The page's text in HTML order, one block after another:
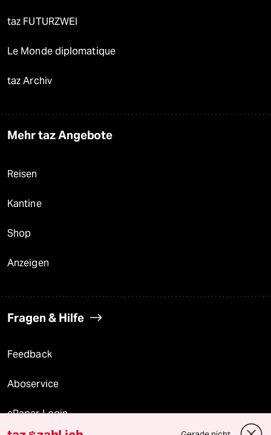
taz FUTURZWEI
Le Monde diplomatique
taz Archiv
Mehr taz Angebote
Reisen
Kantine
Shop
Anzeigen
Fragen & Hilfe
Feedback
Aboservice
ePaper Login